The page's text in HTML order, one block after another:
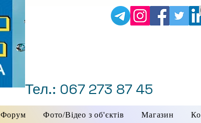
Тел.: 067 273 87 45
Форум Фото/Відео з об'єктів Магазин